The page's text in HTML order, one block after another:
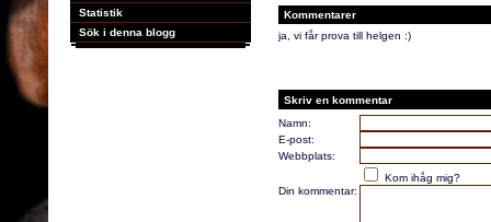
Statistik
Sök i denna blogg
Kommentarer
ja, vi får prova till helgen :)
Skriv en kommentar
Namn:
E-post:
Webbplats:
Kom ihåg mig?
Din kommentar: